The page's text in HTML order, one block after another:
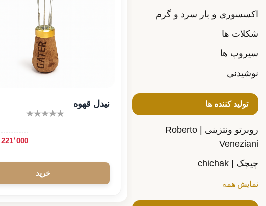
اکسسوری و بار سرد و گرم
شکلات ها
سیروپ ها
نوشیدنی
تولید کننده ها
روبرتو ونتزینی | Roberto
Veneziani
چیچک | chichak
نمایش همه
نیدل قهوه
221٬000 تومان